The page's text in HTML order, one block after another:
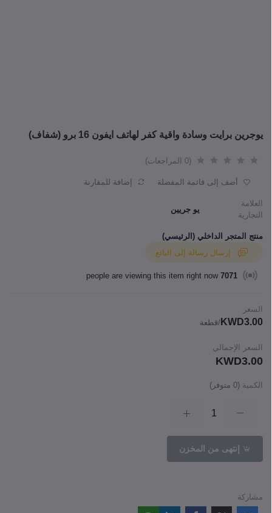
يوجرين برايت وسادة واقية كفر لهاتف ايفون 16 برو (شفاف)
(0 المراجعات)
أضف إلى قائمة المفضلة إضافة للمقارنة
العلامة
التجارية
يو جريين
منتج المتجر الداخلي (الرئيسي)
7071
people are viewing this item right now
السعر
KWD3.00 /قطعة
السعر الإجمالي
KWD3.00
الكمية (
0متوفر)
إنتهى من المخزن
مشاركة